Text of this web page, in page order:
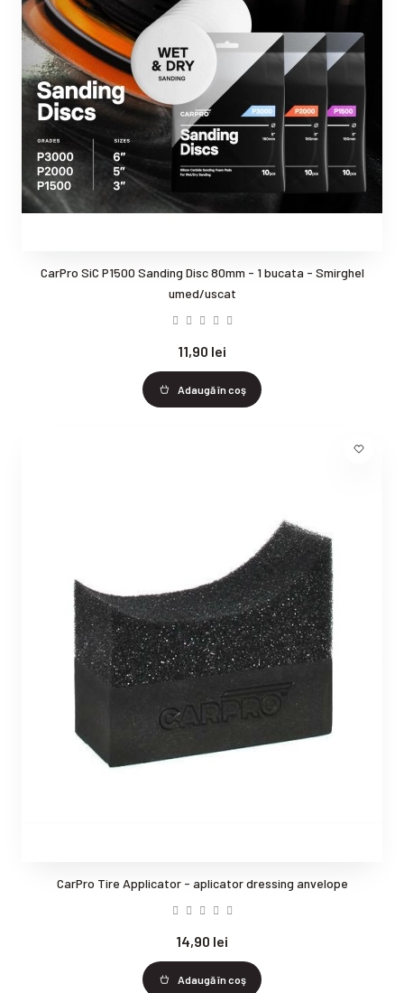
CarPro SiC P1500 Sanding Disc 80mm - 1 bucata - Smirghel
umed/uscat
11,90 lei
Adaugă în coş
CarPro Tire Applicator - aplicator dressing anvelope
14,90 lei
Adaugă în coş